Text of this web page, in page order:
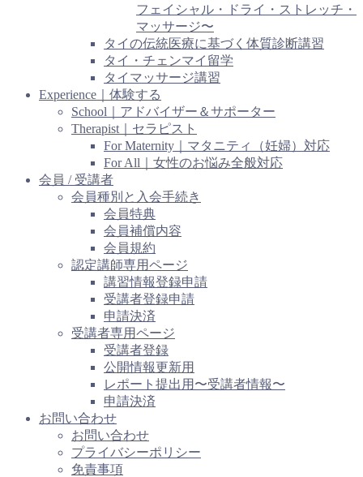
フェイシャル・ドライ・ストレッチ・
マッサージ〜
タイの伝統医療に基づく体質診断講習
タイ・チェンマイ留学
タイマッサージ講習
Experience｜体験する
School｜アドバイザー＆サポーター
Therapist｜セラピスト
For Maternity｜マタニティ（妊婦）対応
For All｜女性のお悩み全般対応
会員 / 受講者
会員種別と入会手続き
会員特典
会員補償内容
会員規約
認定講師専用ページ
講習情報登録申請
受講者登録申請
申請決済
受講者専用ページ
受講者登録
公開情報更新用
レポート提出用〜受講者情報〜
申請決済
お問い合わせ
お問い合わせ
プライバシーポリシー
免責事項